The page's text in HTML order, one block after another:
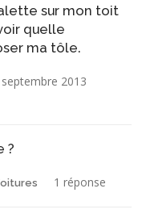
sur mon toit
quelle
ma tôle.
2013
?
1 réponse